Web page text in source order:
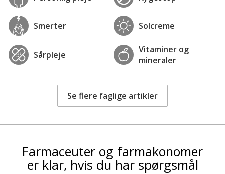
Smerter Solcreme
Sårpleje
Vitaminer og
mineraler
Se flere faglige artikler
Farmaceuter og farmakonomer
er klar, hvis du har spørgsmål